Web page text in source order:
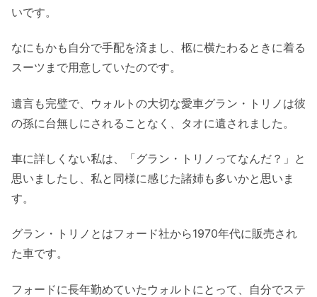
いです。
なにもかも自分で手配を済まし、柩に横たわるときに着る
スーツまで用意していたのです。
遺言も完璧で、ウォルトの大切な愛車グラン・トリノは彼
の孫に台無しにされることなく、タオに遺されました。
車に詳しくない私は、「グラン・トリノってなんだ？」と
思いましたし、私と同様に感じた諸姉も多いかと思いま
す。
グラン・トリノとはフォード社から1970年代に販売され
た車です。
フォードに長年勤めていたウォルトにとって、自分でステ